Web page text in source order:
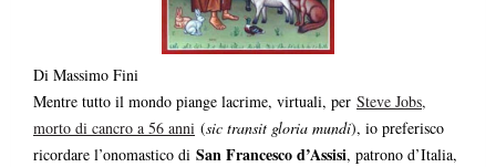
Di Massimo Fini
Mentre tutto il mondo piange lacrime, virtuali, per Steve Jobs,
morto di cancro a 56 anni (sic transit gloria mundi), io preferisco
ricordare l’onomastico di San Francesco d’Assisi, patrono d’Italia,